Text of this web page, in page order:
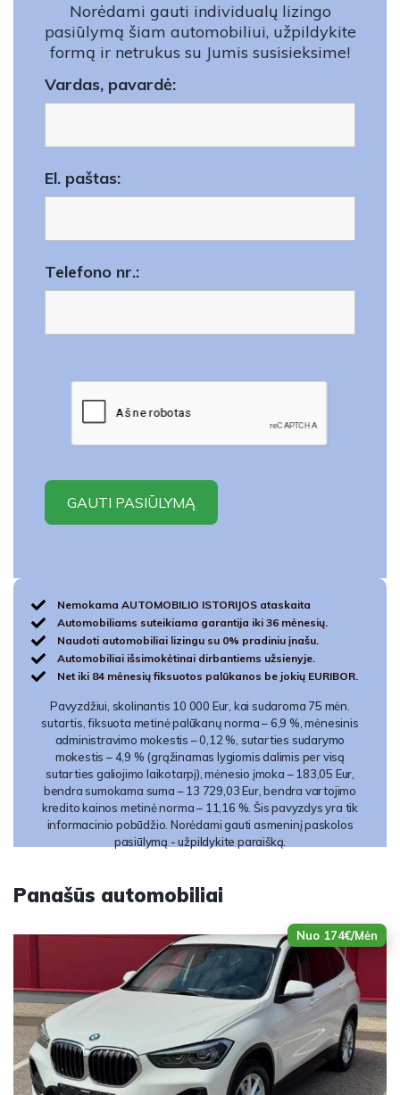
Norėdami gauti individualų lizingo
pasiūlymą šiam automobiliui, užpildykite
formą ir netrukus su Jumis susisieksime!
Vardas, pavardė:
El. paštas:
Telefono nr.:
Nemokama AUTOMOBILIO ISTORIJOS ataskaita
Automobiliams suteikiama garantija iki 36 mėnesių.
Naudoti automobiliai lizingu su 0% pradiniu įnašu.
Automobiliai išsimokėtinai dirbantiems užsienyje.
Net iki 84 mėnesių fiksuotos palūkanos be jokių EURIBOR.
Pavyzdžiui, skolinantis 10 000 Eur, kai sudaroma 75 mėn.
sutartis, fiksuota metinė palūkanų norma – 6,9 %, mėnesinis
administravimo mokestis – 0,12 %, sutarties sudarymo
mokestis – 4,9 % (grąžinamas lygiomis dalimis per visą
sutarties galiojimo laikotarpį), mėnesio įmoka – 183,05 Eur,
bendra sumokama suma – 13 729,03 Eur, bendra vartojimo
kredito kainos metinė norma – 11,16 %. Šis pavyzdys yra tik
informacinio pobūdžio. Norėdami gauti asmeninį paskolos
pasiūlymą - užpildykite paraišką.
Panašūs automobiliai
Nuo 174€/Mėn